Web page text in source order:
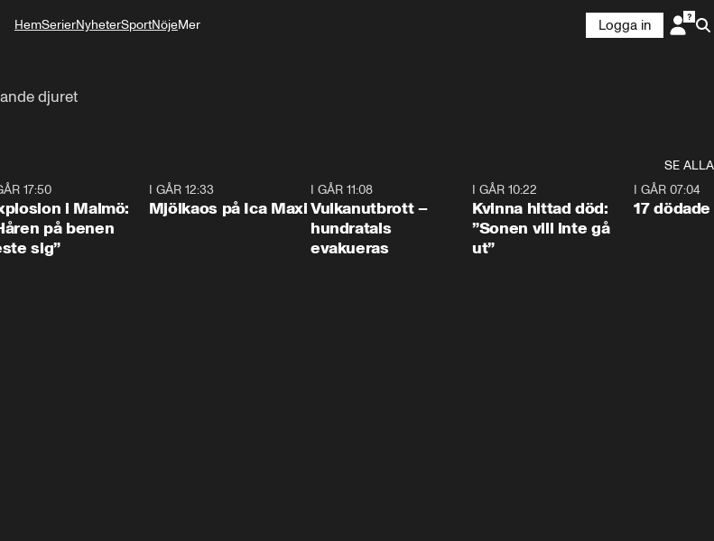
HemSerierNyheterSportNöjeMer
Logga in
djuret
SE ALLA
17:50
i Malmö:
på benen
sig”
I GÅR 12:33
Mjölkaos på Ica Maxi
I GÅR 11:08
Vulkanutbrott –
hundratals
evakueras
I GÅR 10:22
Kvinna hittad död:
”Sonen vill inte gå
ut”
I GÅR 07:04
17